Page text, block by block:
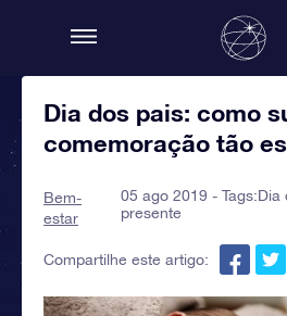
Dia dos pais: como
comemoração tão
Bem-
estar
05 ago 2019 - Tags:Dia
presente
Compartilhe este artigo: